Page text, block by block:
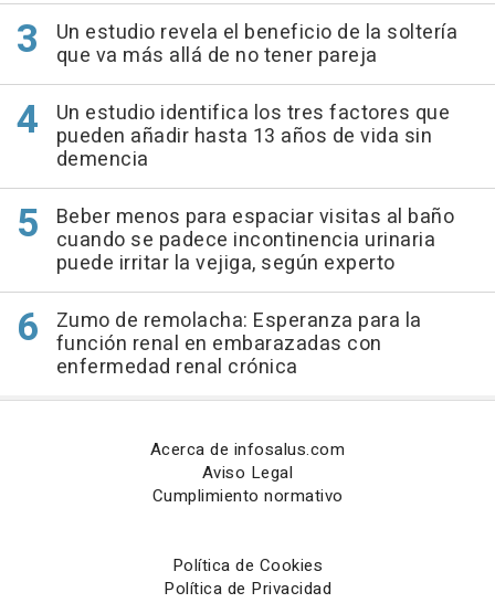
Un estudio revela el beneficio de la soltería
que va más allá de no tener pareja
Un estudio identifica los tres factores que
pueden añadir hasta 13 años de vida sin
demencia
Beber menos para espaciar visitas al baño
cuando se padece incontinencia urinaria
puede irritar la vejiga, según experto
Zumo de remolacha: Esperanza para la
función renal en embarazadas con
enfermedad renal crónica
Acerca de infosalus.com
Aviso Legal
Cumplimiento normativo
Política de Cookies
Política de Privacidad